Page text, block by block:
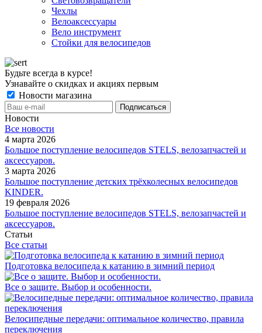
Чехлы
Велоаксессуары
Вело инструмент
Стойки для велосипедов
Будьте всегда в курсе!
Узнавайте о скидках и акциях первым
Новости магазина
Новости
Все новости
4 марта 2026
Большое поступление велосипедов STELS, велозапчастей и
аксессуаров.
3 марта 2026
Большое поступление детских трёхколесных велосипедов
KINDER.
19 февраля 2026
Большое поступление велосипедов STELS, велозапчастей и
аксессуаров.
Статьи
Все статьи
Подготовка велосипеда к катанию в зимний период
Все о защите. Выбор и особенности.
Велосипедные передачи: оптимальное количество, правила
переключения